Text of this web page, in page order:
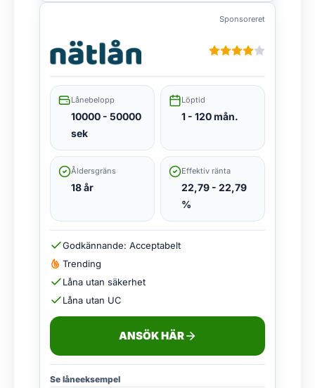
Sponsoreret
Lånebelopp
10000 - 50000
sek
Löptid
1 - 120 mån.
Åldersgräns
18 år
Effektiv ränta
22,79 - 22,79
%
Godkännande: Acceptabelt
Trending
Låna utan säkerhet
Låna utan UC
ANSÖK HÄR
Se låneeksempel